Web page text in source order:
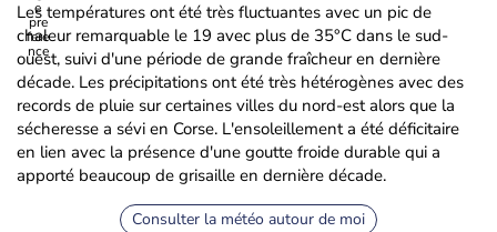
Les températures ont été très fluctuantes avec un pic de
chaleur remarquable le 19 avec plus de 35°C dans le sud-
ouest, suivi d'une période de grande fraîcheur en dernière
décade. Les précipitations ont été très hétérogènes avec des
records de pluie sur certaines villes du nord-est alors que la
sécheresse a sévi en Corse. L'ensoleillement a été déficitaire
en lien avec la présence d'une goutte froide durable qui a
apporté beaucoup de grisaille en dernière décade.
Consulter la météo autour de moi